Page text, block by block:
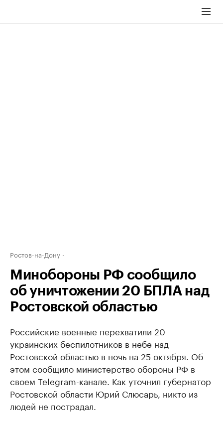
Ростов-на-Дону
Минобороны РФ сообщило
об уничтожении 20 БПЛА над
Ростовской областью
Российские военные перехватили 20
украинских беспилотников в небе над
Ростовской областью в ночь на 25 октября. Об
этом сообщило министерство обороны РФ в
своем Telegram-канале. Как уточнил губернатор
Ростовской области Юрий Слюсарь, никто из
людей не пострадал.